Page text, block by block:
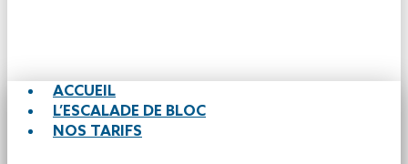
ACCUEIL
L’ESCALADE DE BLOC
NOS TARIFS